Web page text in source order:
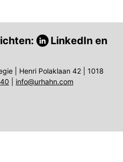
LinkedIn en
| Henri Polaklaan 42 | 1018
info@urhahn.com